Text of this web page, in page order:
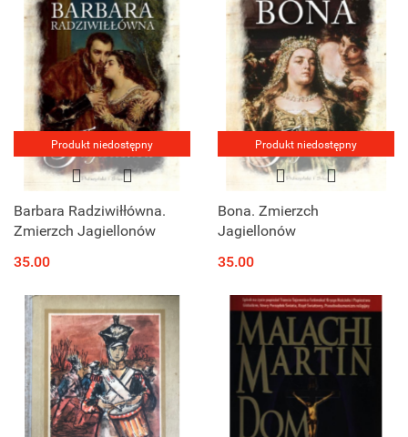
Produkt niedostępny
Barbara Radziwiłłówna.
Zmierzch Jagiellonów
35.00
Produkt niedostępny
Bona. Zmierzch
Jagiellonów
35.00